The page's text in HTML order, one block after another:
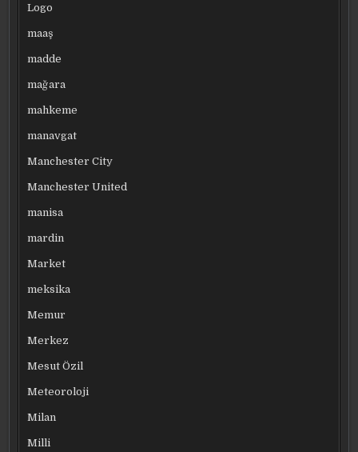
Logo
maaş
madde
mağara
mahkeme
manavgat
Manchester City
Manchester United
manisa
mardin
Market
meksika
Memur
Merkez
Mesut Özil
Meteoroloji
Milan
Milli